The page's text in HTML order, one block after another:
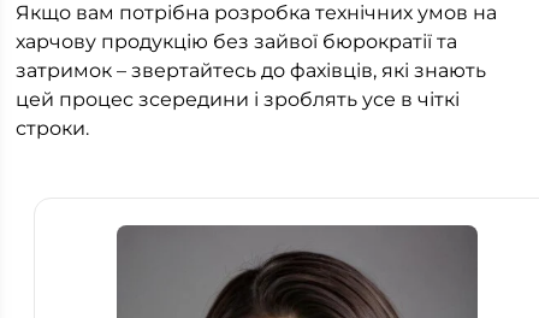
Якщо вам потрібна розробка технічних умов на
харчову продукцію без зайвої бюрократії та
затримок – звертайтесь до фахівців, які знають
цей процес зсередини і зроблять усе в чіткі
строки.